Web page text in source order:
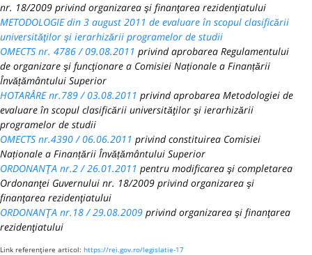
nr. 18/2009 privind organizarea şi finanţarea rezidenţiatului
METODOLOGIE din 3 august 2011 de evaluare în scopul clasificării
universităţilor şi ierarhizării programelor de studii
OMECTS nr. 4786 / 09.08.2011 privind aprobarea Regulamentului
de organizare şi funcţionare a Comisiei Naționale a Finanțării
Învățământului Superior
HOTARÂRE nr.789 / 03.08.2011 privind aprobarea Metodologiei de
evaluare în scopul clasificării universităţilor şi ierarhizării
programelor de studii
OMECTS nr.4390 / 06.06.2011 privind constituirea Comisiei
Naționale a Finanțării Învățământului Superior
ORDONANŢA nr.2 / 26.01.2011 pentru modificarea şi completarea
Ordonanţei Guvernului nr. 18/2009 privind organizarea şi
finanţarea rezidenţiatului
ORDONANŢA nr.18 / 29.08.2009 privind organizarea şi finanţarea
rezidenţiatului
Link referenţiere articol: https://rei.gov.ro/legislatie-17